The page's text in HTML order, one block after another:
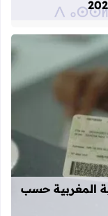
عن أحرف و أرقام
المغربية حسب